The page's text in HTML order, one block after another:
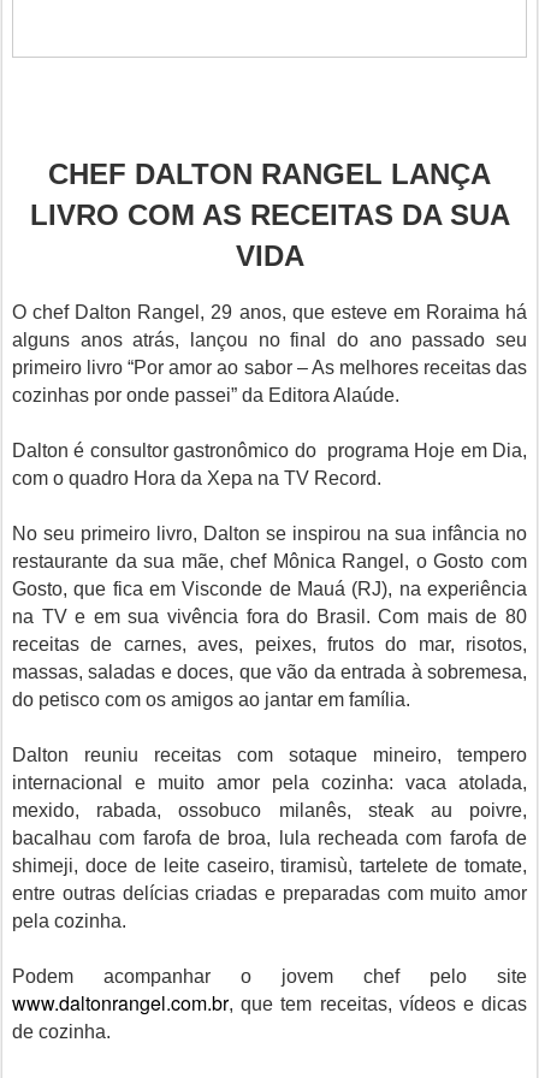
CHEF DALTON RANGEL LANÇA
LIVRO COM AS RECEITAS DA SUA
VIDA
O chef Dalton Rangel, 29 anos, que esteve em Roraima há
alguns anos atrás, lançou no final do ano passado seu
primeiro livro “Por amor ao sabor – As melhores receitas das
cozinhas por onde passei” da Editora Alaúde.
Dalton é consultor gastronômico do programa Hoje em Dia,
com o quadro Hora da Xepa na TV Record.
No seu primeiro livro, Dalton se inspirou na sua infância no
restaurante da sua mãe, chef Mônica Rangel, o Gosto com
Gosto, que fica em Visconde de Mauá (RJ), na experiência
na TV e em sua vivência fora do Brasil. Com mais de 80
receitas de carnes, aves, peixes, frutos do mar, risotos,
massas, saladas e doces, que vão da entrada à sobremesa,
do petisco com os amigos ao jantar em família.
Dalton reuniu receitas com sotaque mineiro, tempero
internacional e muito amor pela cozinha: vaca atolada,
mexido, rabada, ossobuco milanês, steak au poivre,
bacalhau com farofa de broa, lula recheada com farofa de
shimeji, doce de leite caseiro, tiramisù, tartelete de tomate,
entre outras delícias criadas e preparadas com muito amor
pela cozinha.
Podem acompanhar o jovem chef pelo site
www.daltonrangel.com.br, que tem receitas, vídeos e dicas
de cozinha.